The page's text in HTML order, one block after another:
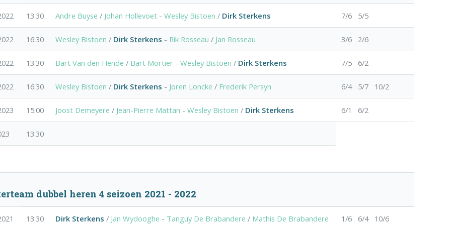
13:30 Andre Buyse / Johan Hollevoet -Wesley Bistoen / Dirk Sterkens 7/6 5/5
16:30 Wesley Bistoen / Dirk Sterkens - Rik Rosseau / Jan Rosseau 3/6 2/6
13:30 Bart Van den Hende / Bart Mortier -Wesley Bistoen / Dirk Sterkens 7/5 6/2
16:30 Wesley Bistoen / Dirk Sterkens - Joren Loncke / Frederik Persyn 6/4 5/7 10/2
15:00 Joost Demeyere / Jean-Pierre Mattan -Wesley Bistoen / Dirk Sterkens 6/1 6/2
13:30
dubbel heren 4 seizoen 2021 - 2022
13:30 Dirk Sterkens / Jan Wydooghe - Tanguy De Brabandere / Mathis De Brabandere 1/6 6/4 10/6